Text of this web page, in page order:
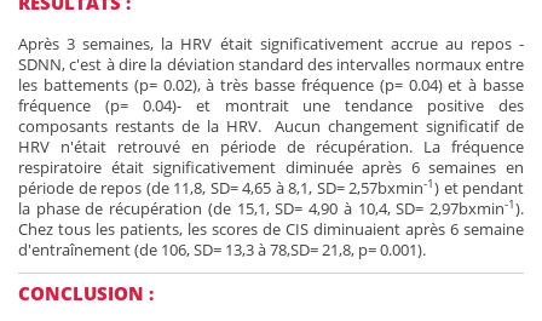
Après 3 semaines, la HRV était significativement accrue au repos -
SDNN, c'est à dire la déviation standard des intervalles normaux entre
les battements (p= 0.02), à très basse fréquence (p= 0.04) et à basse
fréquence (p= 0.04)- et montrait une tendance positive des
composants restants de la HRV. Aucun changement significatif de
HRV n'était retrouvé en période de récupération. La fréquence
respiratoire était significativement diminuée après 6 semaines en
période de repos (de 11,8, SD= 4,65 à 8,1, SD= 2,57bxmin-1) et pendant
la phase de récupération (de 15,1, SD= 4,90 à 10,4, SD= 2,97bxmin-1).
Chez tous les patients, les scores de CIS diminuaient après 6 semaine
d'entraînement (de 106, SD= 13,3 à 78,SD= 21,8, p= 0.001).
CONCLUSION :